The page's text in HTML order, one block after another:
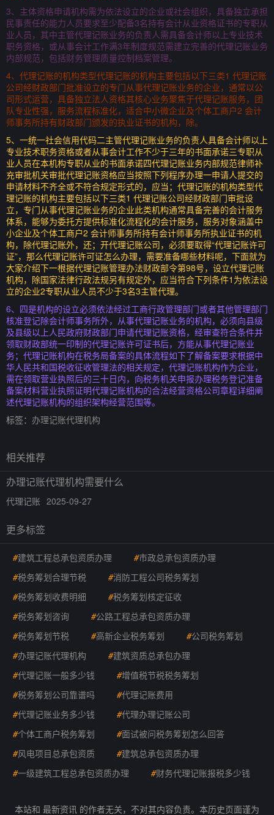
3、主体资格申请机构需为依法设立的企业或社会组织，具备独立承担
民事责任的能力人员要求至少配备3名持有会计从业资格证书的专职从
业人员，其中主管代理记账业务的负责人需具备会计师以上专业技术
职务资格，或从事会计工作满3年制度规范需建立完善的代理记账业务
内部规范，包括财务管理质量控制档案管理。
4、代理记账的机构类型代理记账的机构主要包括以下三类1 代理记账
公司经财政部门批准设立的专门从事代理记账业务的企业，通常以公
司形式运营，具备独立法人资格其核心业务聚焦于代理记账服务，团
队专业性强，服务流程标准化，适合中小微企业及个体工商户2 会计
师事务所持有财政部门颁发的执业证书的机构，除。
5、一统一社会信用代码二主管代理记账业务的负责人具备会计师以上
专业技术职务资格或者从事会计工作不少于三年的书面承诺三专职从
业人员在本机构专职从业的书面承诺四代理记账业务内部规范律师补
充审批机关审批代理记账资格应当按照下列程序办理一申请人提交的
申请材料不齐全或不符合规定形式的，应当；代理记账的机构类型代
理记账的机构主要包括以下三类1 代理记账公司经财政部门审批设
立，专门从事代理记账业务的企业此类机构通常具备完善的会计服务
体系，能够为委托方提供标准化流程化的会计服务，服务对象涵盖中
小企业及个体工商户2 会计师事务所持有会计师事务所执业证书的机
构，除代理记账外，还；开代理记账公司，必须要取得“代理记账许可
证”，那么代理记账许可证怎么办理，需要准备哪些材料呢，下面就为
大家介绍下一根据代理记账管理办法财政部令第98号，设立代理记账
机构，除国家法律行政法规另有规定外，应当符合下列条件1为依法设
立的企业2专职从业人员不少于3名3主管代理。
6、四是机构的设立必须依法经过工商行政管理部门或者其他管理部门
核准登记除会计师事务所外，从事代理记账业务的机构，必须向县级
及县级以上人民政府财政部门申请代理记账资格，经审查符合条件并
领取财政部统一印制的代理记账许可证书后，方能从事代理记账业
务；代理记账机构在税务局备案的具体流程如下了解备案要求根据中
华人民共和国税收征收管理法的相关规定，代理记账机构作为企业，
需在领取营业执照后的三十日内，向税务机关申报办理税务登记准备
备案材料营业执照证明代理记账机构的合法经营资格公司章程详细阐
述代理记账机构的组织架构经营范围等。
标签： 办理记账代理机构
相关推荐
办理记账代理机构需要什么
代理记账 2025-09-27
更多标签
#建筑工程总承包资质办理 #市政总承包资质办理
#税务筹划合理节税 #消防工程公司税务筹划
#税务筹划收费明细 #税务筹划核定征收
#税务筹划咨询 #公路工程总承包资质办理
#税务筹划节税 #高新企业税务筹划 #公司税务筹划
#办理记账代理机构 #建筑资质总承包办理
#代理记账一般多少钱 #增值税节税税务筹划
#税务筹划公司靠谱吗 #代理记账费用
#代理记账业务多少钱 #代理办理记账公司
#个体工商户税务筹划 #面试被问税务筹划怎么回答
#风电项目总承包资质 #建筑总承包资质办理
#一级建筑工程总承包资质办理 #财务代理记账报税多少钱
本站和 最新资讯 的作者无关，不对其内容负责。本历史页面谨为